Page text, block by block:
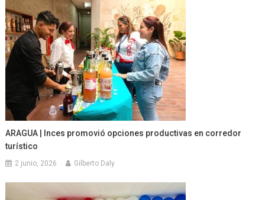
ARAGUA | Inces promovió opciones productivas en corredor
turístico
2 junio, 2026 Gilberto Daly